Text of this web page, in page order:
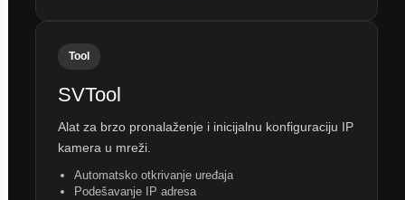
Tool
SVTool
Alat za brzo pronalaženje i inicijalnu konfiguraciju IP
kamera u mreži.
Automatsko otkrivanje uređaja
Podešavanje IP adresa